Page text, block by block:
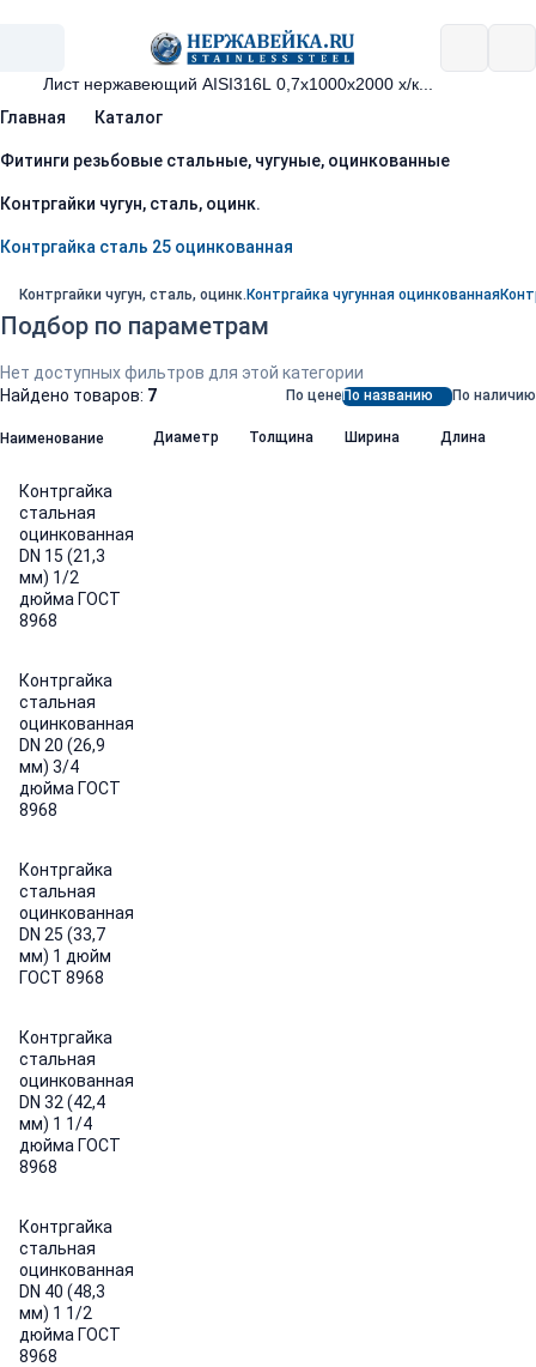
Главная Каталог
Фитинги резьбовые стальные, чугуные, оцинкованные
Контргайки чугун, сталь, оцинк.
Контргайка сталь 25 оцинкованная
Контргайки чугун, сталь, оцинк.Контргайка чугунная оцинкованная
Подбор по параметрам
Нет доступных фильтров для этой категории
Найдено товаров: 7 По ценеПо названию По наличию
Наименование Диаметр Толщина Ширина Длина
Контргайка
стальная
оцинкованная
DN 15 (21,3
мм) 1/2
дюйма ГОСТ
8968
Контргайка
стальная
оцинкованная
DN 20 (26,9
мм) 3/4
дюйма ГОСТ
8968
Контргайка
стальная
оцинкованная
DN 25 (33,7
мм) 1 дюйм
ГОСТ 8968
Контргайка
стальная
оцинкованная
DN 32 (42,4
мм) 1 1/4
дюйма ГОСТ
8968
Контргайка
стальная
оцинкованная
DN 40 (48,3
мм) 1 1/2
дюйма ГОСТ
8968